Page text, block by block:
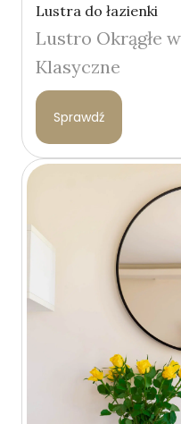
Lustra do łazienki
Lustro Okrągłe
Klasyczne
Sprawdź